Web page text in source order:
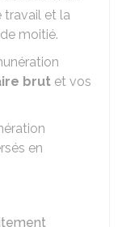
travail et la
moitié.
brut et vos
en